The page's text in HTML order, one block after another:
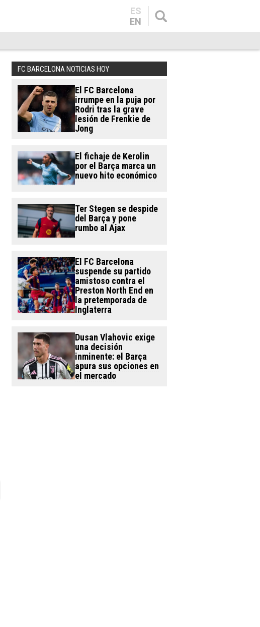
ES
EN
FC BARCELONA NOTICIAS HOY
El FC Barcelona
irrumpe en la puja por
Rodri tras la grave
lesión de Frenkie de
Jong
El fichaje de Kerolin
por el Barça marca un
nuevo hito económico
Ter Stegen se despide
del Barça y pone
rumbo al Ajax
El FC Barcelona
suspende su partido
amistoso contra el
Preston North End en
la pretemporada de
Inglaterra
Dusan Vlahovic exige
una decisión
inminente: el Barça
apura sus opciones en
el mercado